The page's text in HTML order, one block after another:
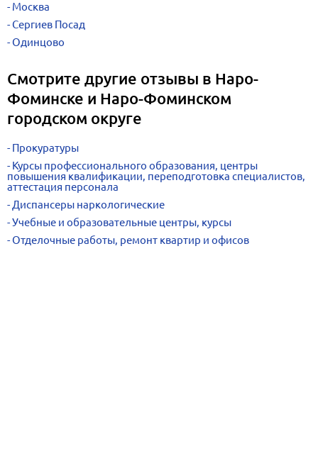
Москва
Сергиев Посад
Одинцово
Смотрите другие отзывы в Наро-
Фоминске и Наро-Фоминском
городском округе
Прокуратуры
Курсы профессионального образования, центры
повышения квалификации, переподготовка специалистов,
аттестация персонала
Диспансеры наркологические
Учебные и образовательные центры, курсы
Отделочные работы, ремонт квартир и офисов